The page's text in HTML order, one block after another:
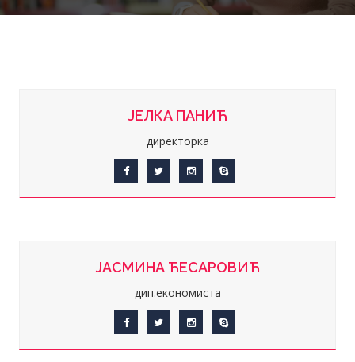
ЈЕЛКА ПАНИЋ
директорка
ЈАСМИНА ЋЕСАРОВИЋ
дип.економиста